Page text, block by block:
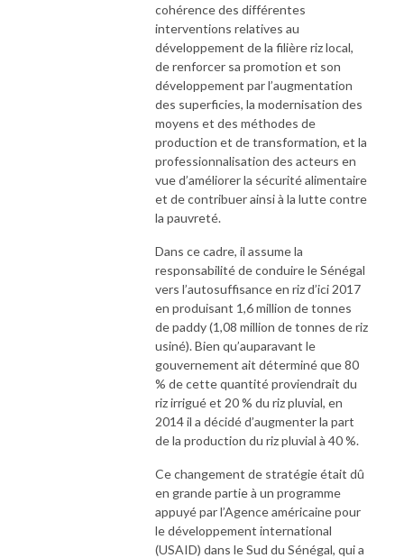
cohérence des différentes
interventions relatives au
développement de la filière riz local,
de renforcer sa promotion et son
développement par l’augmentation
des superficies, la modernisation des
moyens et des méthodes de
production et de transformation, et la
professionnalisation des acteurs en
vue d’améliorer la sécurité alimentaire
et de contribuer ainsi à la lutte contre
la pauvreté.
Dans ce cadre, il assume la
responsabilité de conduire le Sénégal
vers l’autosuffisance en riz d’ici 2017
en produisant 1,6 million de tonnes
de paddy (1,08 million de tonnes de riz
usiné). Bien qu’auparavant le
gouvernement ait déterminé que 80
% de cette quantité proviendrait du
riz irrigué et 20 % du riz pluvial, en
2014 il a décidé d’augmenter la part
de la production du riz pluvial à 40 %.
Ce changement de stratégie était dû
en grande partie à un programme
appuyé par l’Agence américaine pour
le développement international
(USAID) dans le Sud du Sénégal, qui a